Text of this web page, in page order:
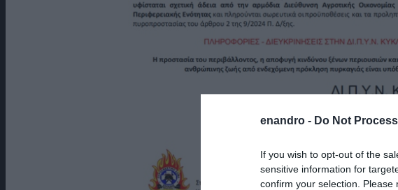
enandro - Do Not
If you wish to opt-out of the
sensitive information for
confirm your selection.